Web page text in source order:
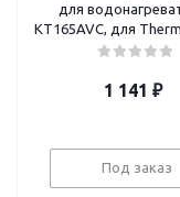
для
KT165AVC, для
°C
1 141 ₽
Под заказ